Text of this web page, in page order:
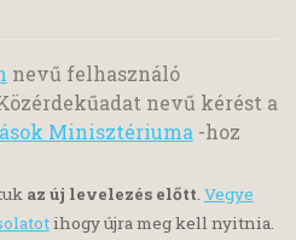
nevű felhasználó
nevű kérést a
Minisztériuma -hoz
az új levelezés előtt. Vegye
ihogy újra meg kell nyitnia.